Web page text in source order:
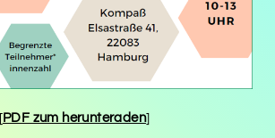
[PDF zum herunteraden]